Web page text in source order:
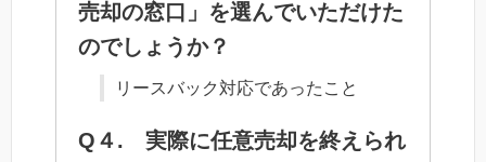
売却の窓口」を選んでいただけた
のでしょうか？
リースバック対応であったこと
Q４. 実際に任意売却を終えられ